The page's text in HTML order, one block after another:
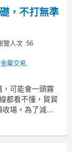
本排名
最小
，不打無準
覽人次 :56
屬交易,
可能會一頭霧
都看不懂，貿貿
場。為了減少
盈利機會，投